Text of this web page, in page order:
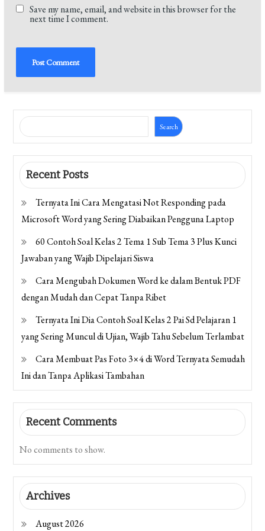
Save my name, email, and website in this browser for the
next time I comment.
Search
Recent Posts
Ternyata Ini Cara Mengatasi Not Responding pada
Microsoft Word yang Sering Diabaikan Pengguna Laptop
60 Contoh Soal Kelas 2 Tema 1 Sub Tema 3 Plus Kunci
Jawaban yang Wajib Dipelajari Siswa
Cara Mengubah Dokumen Word ke dalam Bentuk PDF
dengan Mudah dan Cepat Tanpa Ribet
Ternyata Ini Dia Contoh Soal Kelas 2 Pai Sd Pelajaran 1
yang Sering Muncul di Ujian, Wajib Tahu Sebelum Terlambat
Cara Membuat Pas Foto 3×4 di Word Ternyata Semudah
Ini dan Tanpa Aplikasi Tambahan
Recent Comments
No comments to show.
Archives
August 2026